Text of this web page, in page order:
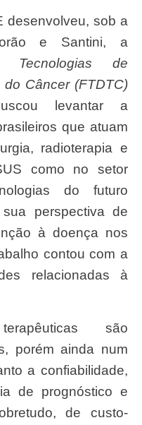
e Santini, a
Tecnologias de
Câncer (FTDTC)
levantar a
que atuam
radioterapia e
como no setor
do futuro
perspectiva de
à doença nos
contou com a
relacionadas à
porém ainda num
a confiabilidade,
de prognóstico e
de custo-